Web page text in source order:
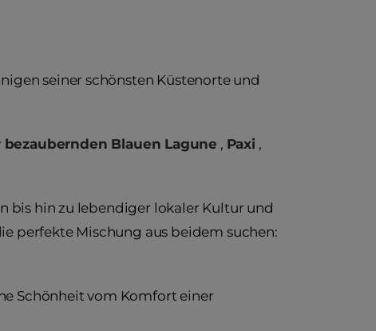
seiner schönsten Küstenorte und
Blauen Lagune , Paxi ,
bis hin zu lebendiger lokaler Kultur und
perfekte Mischung aus beidem suchen:
Schönheit vom Komfort einer